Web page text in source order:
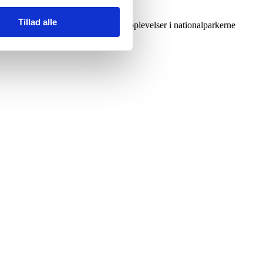
Tillad alle
med højdepunkter som safarioplevelser i nationalparkerne